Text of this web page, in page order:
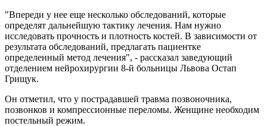
"Впереди у нее еще несколько обследований, которые
определят дальнейшую тактику лечения. Нам нужно
исследовать прочность и плотность костей. В зависимости от
результата обследований, предлагать пациентке
определенный метод лечения", - рассказал заведующий
отделением нейрохирургии 8-й больницы Львова Остап
Грищук.
Он отметил, что у пострадавшей травма позвоночника,
позвонков и компрессионные переломы. Женщине необходим
постельный режим.